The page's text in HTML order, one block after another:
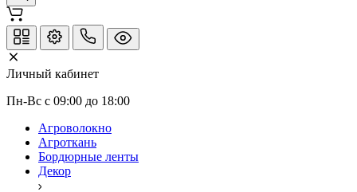
Личный кабинет
Пн-Вс с 09:00 до 18:00
Агроволокно
Агроткань
Бордюрные ленты
Декор